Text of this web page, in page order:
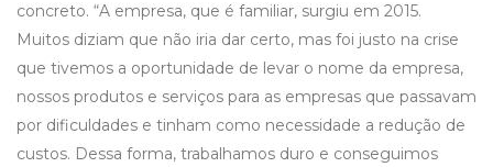
concreto. “A empresa, que é familiar, surgiu em 2015.
Muitos diziam que não iria dar certo, mas foi justo na crise
que tivemos a oportunidade de levar o nome da empresa,
nossos produtos e serviços para as empresas que passavam
por dificuldades e tinham como necessidade a redução de
custos. Dessa forma, trabalhamos duro e conseguimos